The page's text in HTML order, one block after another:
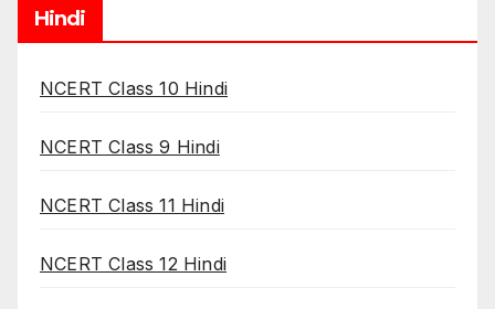
Hindi
NCERT Class 10 Hindi
NCERT Class 9 Hindi
NCERT Class 11 Hindi
NCERT Class 12 Hindi